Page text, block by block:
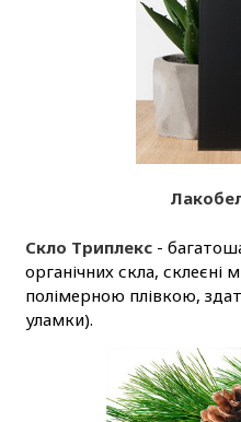
Скло Триплекс-
органічних скла, склеєні
полімерною плівкою,
уламки).